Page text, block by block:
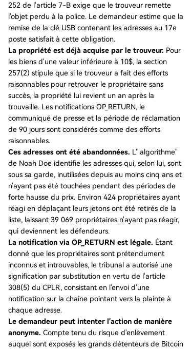
252 de l'article 7-B exige que le trouveur remette
l'objet perdu à la police. Le demandeur estime que la
remise de la clé USB contenant les adresses au 17e
poste satisfait à cette obligation.
La propriété est déjà acquise par le trouveur. Pour
les biens d'une valeur inférieure à 10$, la section
257(2) stipule que si le trouveur a fait des efforts
raisonnables pour retrouver le propriétaire sans
succès, la propriété lui revient un an après la
trouvaille. Les notifications OP_RETURN, le
communiqué de presse et la période de réclamation
de 90 jours sont considérés comme des efforts
raisonnables.
Ces adresses ont été abandonnées. L'"algorithme"
de Noah Doe identifie les adresses qui, selon lui, sont
sous sa garde, inutilisées depuis au moins cinq ans et
n'ayant pas été touchées pendant des périodes de
forte hausse du prix. Environ 424 propriétaires ayant
réagi en déplaçant leurs jetons ont été retirés de la
liste, laissant 39 069 propriétaires n'ayant pas réagir,
qui deviennent les défendeurs.
La notification via OP_RETURN est légale. Étant
donné que les propriétaires sont prétendument
inconnus et introuvables, le tribunal a autorisé une
signification par substitution en vertu de l'article
308(5) du CPLR, consistant en l'envoi d'une
notification sur la chaîne pointant vers la plainte à
chaque adresse.
Le demandeur peut intenter l'action de manière
anonyme. Compte tenu du risque d'enlèvement
auquel sont exposés les grands détenteurs de Bitcoin